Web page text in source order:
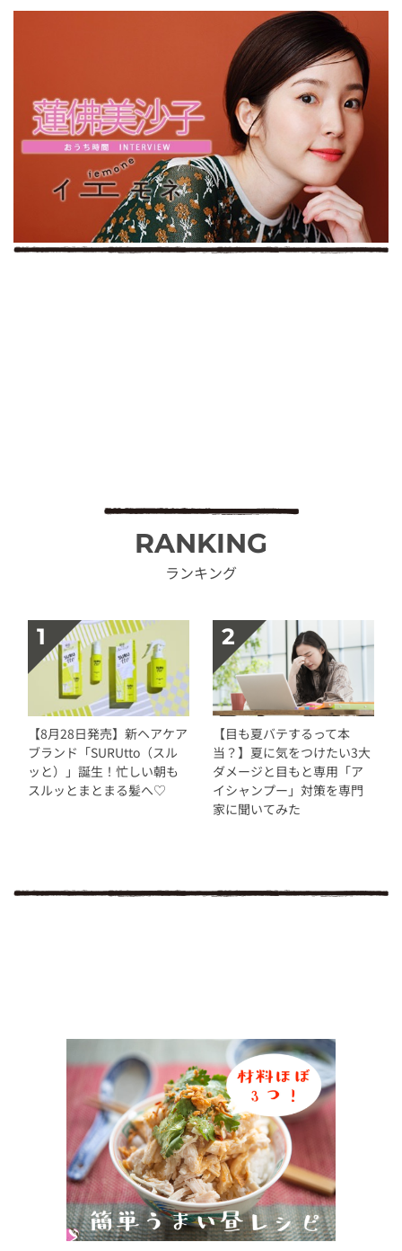
RANKING
ランキング
【8月28日発売】新ヘアケア
ブランド「SURUtto（スル
ッと）」誕生！忙しい朝も
スルッとまとまる髪へ♡
【目も夏バテするって本
当？】夏に気をつけたい3大
ダメージと目もと専用「ア
イシャンプー」対策を専門
家に聞いてみた